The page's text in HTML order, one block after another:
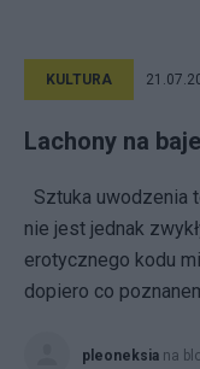
KULTURA
Lachony na
Sztuka uwodzenia
nie jest jednak
erotycznego kodu
dopiero co
pleoneksia na